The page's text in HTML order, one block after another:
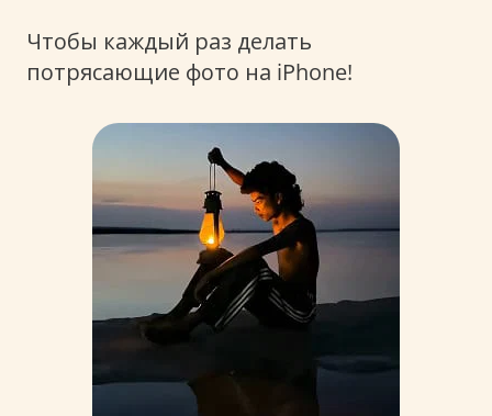
Чтобы каждый раз делать
потрясающие фото на iPhone!